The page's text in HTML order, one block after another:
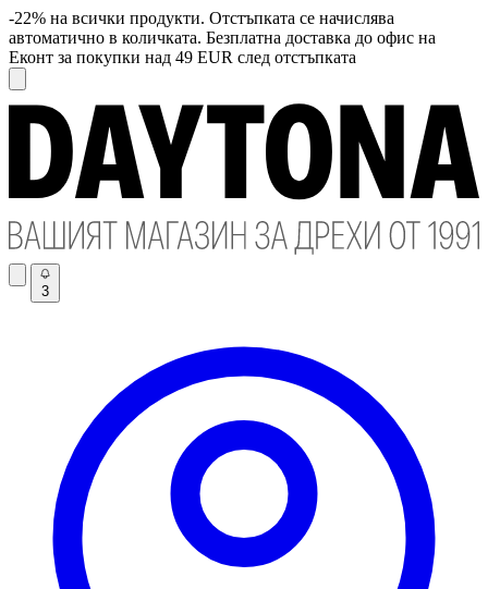
-22% на всички продукти. Отстъпката се начислява
автоматично в количката. Безплатна доставка до офис на
Еконт за покупки над 49 EUR след отстъпката
3